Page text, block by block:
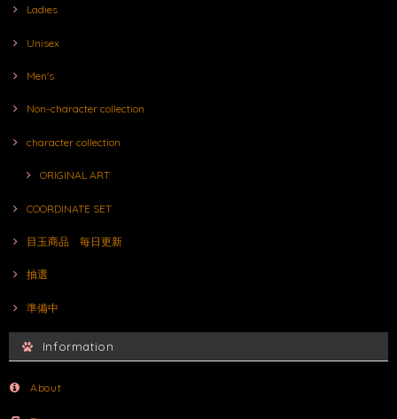
Ladies
Unisex
Men's
Non-character collection
character collection
ORIGINAL ART
COORDINATE SET
目玉商品 毎日更新
抽選
準備中
Information
About